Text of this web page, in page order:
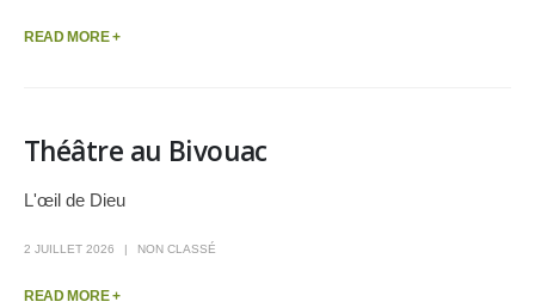
READ MORE +
Théâtre au Bivouac
L'œil de Dieu
2 JUILLET 2026 NON CLASSÉ
READ MORE +